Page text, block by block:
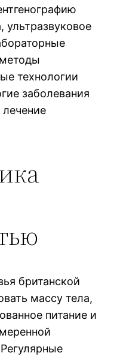
ультразвуковое
технологии
заболевания
лечение
британской
массу тела,
питание и